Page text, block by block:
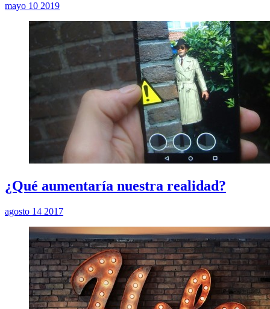
mayo 10 2019
¿Qué aumentaría nuestra realidad?
agosto 14 2017